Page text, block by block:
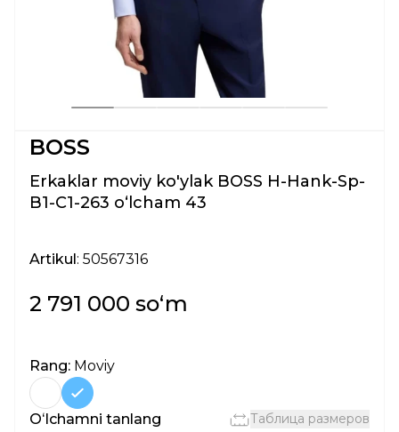
BOSS
Erkaklar moviy ko'ylak BOSS H-Hank-Sp-
B1-C1-263 oʻlcham 43
Artikul: 50567316
2 791 000 soʻm
Rang: Moviy
Oʻlchamni tanlang Таблица размеров